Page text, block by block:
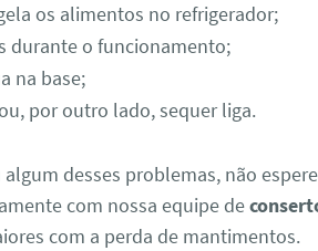
os alimentos no refrigerador;
durante o funcionamento;
na base;
por outro lado, sequer liga.
desses problemas, não
com nossa equipe de
com a perda de mantimentos.